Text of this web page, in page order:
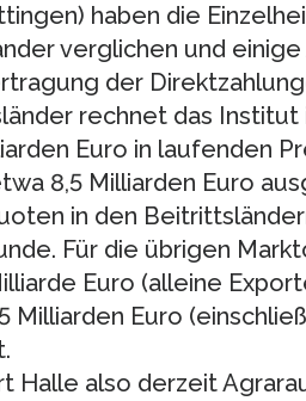
haben die
verglichen und einige
der
rechnet das
Euro in laufenden
8,5 Milliarden Euro
in den
Für die übrigen
Euro (alleine
Milliarden Euro
Halle also derzeit